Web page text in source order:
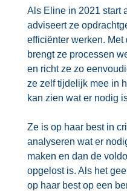
Als Eline in 2021 start
adviseert ze
efficiënter werken.
brengt ze processen
en richt ze zo
ze zelf tijdelijk mee in
kan zien wat er nodig
Ze is op haar best in
analyseren wat er
maken en dan de
opgelost is. Als het
op haar best op een